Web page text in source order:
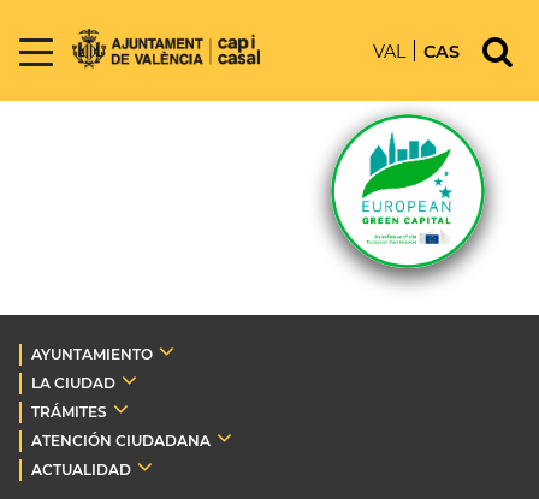
VAL CAS
AYUNTAMIENTO
LA CIUDAD
TRÁMITES
ATENCIÓN CIUDADANA
ACTUALIDAD